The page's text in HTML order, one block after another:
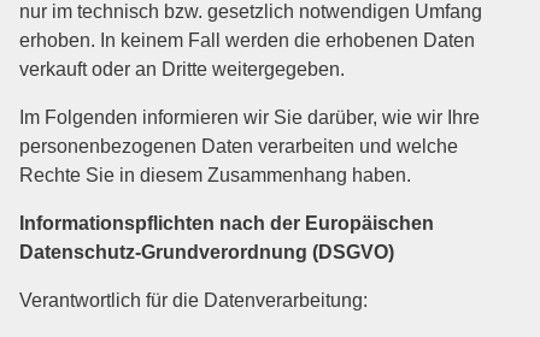
nur im technisch bzw. gesetzlich notwendigen Umfang
erhoben. In keinem Fall werden die erhobenen Daten
verkauft oder an Dritte weitergegeben.
Im Folgenden informieren wir Sie darüber, wie wir Ihre
personenbezogenen Daten verarbeiten und welche
Rechte Sie in diesem Zusammenhang haben.
Informationspflichten nach der Europäischen
Datenschutz-Grundverordnung (DSGVO)
Verantwortlich für die Datenverarbeitung: